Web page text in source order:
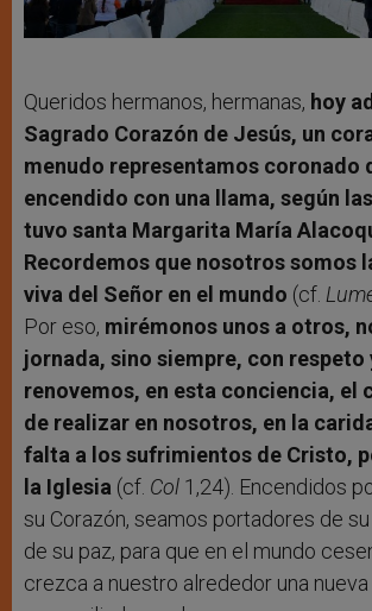
Queridos hermanos, hermanas, hoy
Sagrado Corazón de Jesús, un
menudo representamos coronado
encendido con una llama, según
tuvo santa Margarita María
Recordemos que nosotros somos
viva del Señor en el mundo (cf.
Por eso, mirémonos unos a otros,
jornada, sino siempre, con respeto
renovemos, en esta conciencia, el
de realizar en nosotros, en la
falta a los sufrimientos de Cristo,
la Iglesia (cf. Col 1,24). Encendidos
su Corazón, seamos portadores de
de su paz, para que en el mundo
crezca a nuestro alrededor una nueva